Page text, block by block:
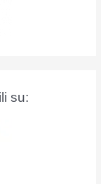
su: